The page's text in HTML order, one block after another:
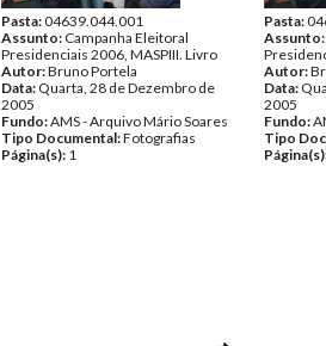
Pasta:04639.044.001
Assunto: Campanha Eleitoral
Presidenciais 2006, MASPIII. Livro
Autor:Bruno Portela
Data: Quarta, 28 de Dezembro de
2005
Fundo:AMS - Arquivo Mário Soares
Tipo Documental:Fotografias
Página(s): 1
Pasta:
Assunto:
Autor:
Data:
2005
Fundo:
Tipo